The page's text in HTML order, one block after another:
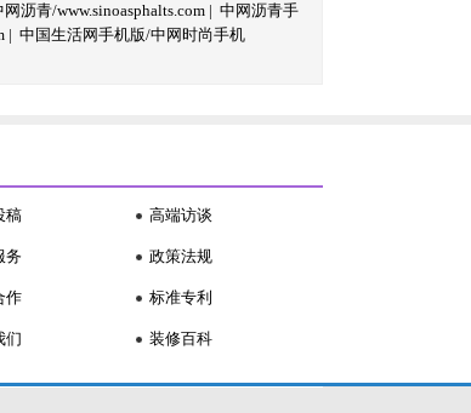
网沥青/www.sinoasphalts.com | 中网沥青手
| 中国生活网手机版/中网时尚手机
稿
务
作
们
高端访谈
政策法规
标准专利
装修百科